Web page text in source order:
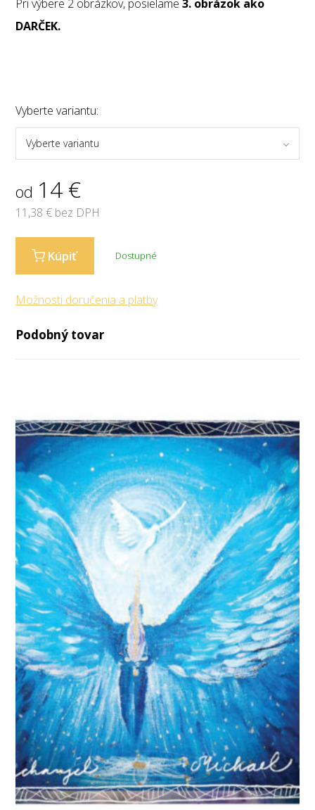
Pri výbere 2 obrázkov, posielame3. obrázok ako
DARČEK.
Vyberte variantu:
Vyberte variantu
od 14 €
11,38 € bez DPH
Kúpiť Dostupné
Možnosti doručenia a platby
Podobný tovar